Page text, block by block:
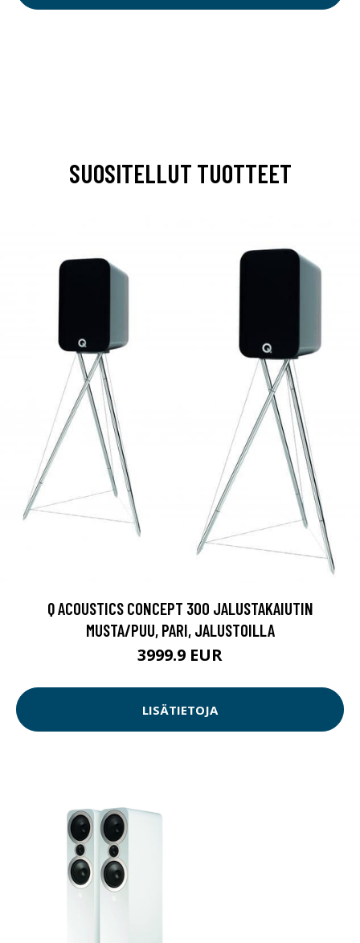
SUOSITELLUT TUOTTEET
Q ACOUSTICS CONCEPT 300 JALUSTAKAIUTIN
MUSTA/PUU, PARI, JALUSTOILLA
3999.9 EUR
LISÄTIETOJA